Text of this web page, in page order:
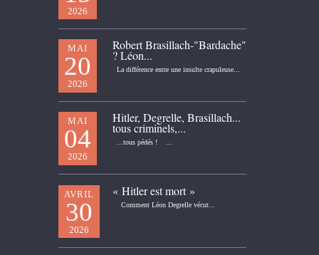
2026
MAI
20
2026
Robert Brasillach-"Bardache"
? Léon...
La différence entre une insulte crapuleuse...
MAI
04
2026
Hitler, Degrelle, Brasillach...
tous criminels,...
...tous pédés ! ...
AVRIL
30
2026
« Hitler est mort »
Comment Léon Degrelle vécut...